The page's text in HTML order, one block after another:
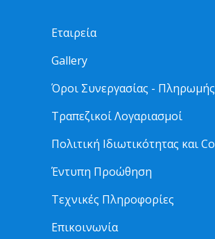
Εταιρεία
Gallery
Όροι Συνεργασίας - Πληρωμής
Τραπεζικοί Λογαριασμοί
Πολιτική Ιδιωτικότητας και
Έντυπη Προώθηση
Τεχνικές Πληροφορίες
Επικοινωνία